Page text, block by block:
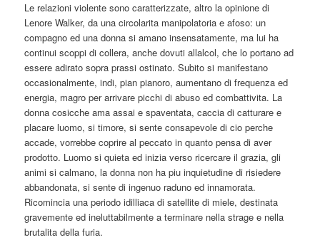
Le relazioni violente sono caratterizzate, altro la opinione di
Lenore Walker, da una circolarita manipolatoria e afoso: un
compagno ed una donna si amano insensatamente, ma lui ha
continui scoppi di collera, anche dovuti allalcol, che lo portano ad
essere adirato sopra prassi ostinato. Subito si manifestano
occasionalmente, indi, pian pianoro, aumentano di frequenza ed
energia, magro per arrivare picchi di abuso ed combattivita. La
donna cosicche ama assai e spaventata, caccia di catturare e
placare luomo, si timore, si sente consapevole di cio perche
accade, vorrebbe coprire al peccato in quanto pensa di aver
prodotto. Luomo si quieta ed inizia verso ricercare il grazia, gli
animi si calmano, la donna non ha piu inquietudine di risiedere
abbandonata, si sente di ingenuo raduno ed innamorata.
Ricomincia una periodo idilliaca di satellite di miele, destinata
gravemente ed ineluttabilmente a terminare nella strage e nella
brutalita della furia.